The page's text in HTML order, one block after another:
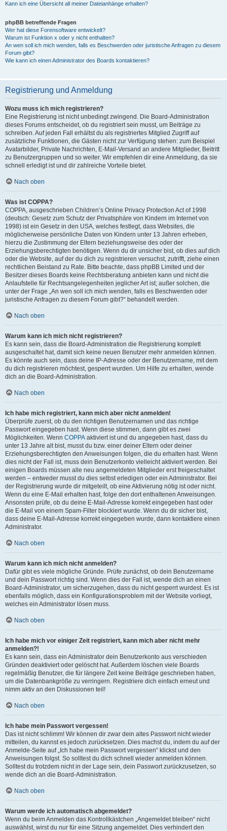
Kann ich eine Übersicht all meiner Dateianhänge erhalten?
phpBB betreffende Fragen
Wer hat diese Forensoftware entwickelt?
Warum ist Funktion x oder y nicht enthalten?
An wen soll ich mich wenden, falls es Beschwerden oder juristische Anfragen zu diesem
Forum gibt?
Wie kann ich einen Administrator des Boards kontaktieren?
Registrierung und Anmeldung
Wozu muss ich mich registrieren?
Eine Registrierung ist nicht unbedingt zwingend. Die Board-Administration
dieses Forums entscheidet, ob du registriert sein musst, um Beiträge zu
schreiben. Auf jeden Fall erhältst du als registriertes Mitglied Zugriff auf
zusätzliche Funktionen, die Gästen nicht zur Verfügung stehen: zum Beispiel
Avatarbilder, Private Nachrichten, E-Mail-Versand an andere Mitglieder, Beitritt
zu Benutzergruppen und so weiter. Wir empfehlen dir eine Anmeldung, da sie
schnell erledigt ist und dir zahlreiche Vorteile bietet.
Nach oben
Was ist COPPA?
COPPA, ausgeschrieben Children’s Online Privacy Protection Act of 1998
(deutsch: Gesetz zum Schutz der Privatsphäre von Kindern im Internet von
1998) ist ein Gesetz in den USA, welches festlegt, dass Websites, die
möglicherweise persönliche Daten von Kindern unter 13 Jahren erheben,
hierzu die Zustimmung der Eltern beziehungsweise des oder der
Erziehungsberechtigten benötigen. Wenn du dir unsicher bist, ob dies auf dich
oder die Website, auf der du dich zu registrieren versuchst, zutrifft, ziehe einen
rechtlichen Beistand zu Rate. Bitte beachte, dass phpBB Limited und der
Besitzer dieses Boards keine Rechtsberatung anbieten kann und nicht die
Anlaufstelle für Rechtsangelegenheiten jeglicher Art ist; außer solchen, die
unter der Frage „An wen soll ich mich wenden, falls es Beschwerden oder
juristische Anfragen zu diesem Forum gibt?“ behandelt werden.
Nach oben
Warum kann ich mich nicht registrieren?
Es kann sein, dass die Board-Administration die Registrierung komplett
ausgeschaltet hat, damit sich keine neuen Benutzer mehr anmelden können.
Es könnte auch sein, dass deine IP-Adresse oder der Benutzername, mit dem
du dich registrieren möchtest, gesperrt wurden. Um Hilfe zu erhalten, wende
dich an die Board-Administration.
Nach oben
Ich habe mich registriert, kann mich aber nicht anmelden!
Überprüfe zuerst, ob du den richtigen Benutzernamen und das richtige
Passwort eingegeben hast. Wenn diese stimmen, dann gibt es zwei
Möglichkeiten. Wenn COPPA aktiviert ist und du angegeben hast, dass du
unter 13 Jahre alt bist, musst du bzw. einer deiner Eltern oder deiner
Erziehungsberechtigten den Anweisungen folgen, die du erhalten hast. Wenn
dies nicht der Fall ist, muss dein Benutzerkonto vielleicht aktiviert werden. Bei
einigen Boards müssen alle neu angemeldeten Mitglieder erst freigeschaltet
werden – entweder musst du dies selbst erledigen oder ein Administrator. Bei
der Registrierung wurde dir mitgeteilt, ob eine Aktivierung nötig ist oder nicht.
Wenn du eine E-Mail erhalten hast, folge den dort enthaltenen Anweisungen.
Ansonsten prüfe, ob du deine E-Mail-Adresse korrekt eingegeben hast oder
die E-Mail von einem Spam-Filter blockiert wurde. Wenn du dir sicher bist,
dass deine E-Mail-Adresse korrekt eingegeben wurde, dann kontaktiere einen
Administrator.
Nach oben
Warum kann ich mich nicht anmelden?
Dafür gibt es viele mögliche Gründe. Prüfe zunächst, ob dein Benutzername
und dein Passwort richtig sind. Wenn dies der Fall ist, wende dich an einen
Board-Administrator, um sicherzugehen, dass du nicht gesperrt wurdest. Es ist
ebenfalls möglich, dass ein Konfigurationsproblem mit der Website vorliegt,
welches ein Administrator lösen muss.
Nach oben
Ich habe mich vor einiger Zeit registriert, kann mich aber nicht mehr
anmelden?!
Es kann sein, dass ein Administrator dein Benutzerkonto aus verschieden
Gründen deaktiviert oder gelöscht hat. Außerdem löschen viele Boards
regelmäßig Benutzer, die für längere Zeit keine Beiträge geschrieben haben,
um die Datenbankgröße zu verringern. Registriere dich einfach erneut und
nimm aktiv an den Diskussionen teil!
Nach oben
Ich habe mein Passwort vergessen!
Das ist nicht schlimm! Wir können dir zwar dein altes Passwort nicht wieder
mitteilen, du kannst es jedoch zurücksetzen. Dies machst du, indem du auf der
Anmelde-Seite auf „Ich habe mein Passwort vergessen“ klickst und den
Anweisungen folgst. So solltest du dich schnell wieder anmelden können.
Solltest du trotzdem nicht in der Lage sein, dein Passwort zurückzusetzen, so
wende dich an die Board-Administration.
Nach oben
Warum werde ich automatisch abgemeldet?
Wenn du beim Anmelden das Kontrollkästchen „Angemeldet bleiben“ nicht
auswählst, wirst du nur für eine Sitzung angemeldet. Dies verhindert den